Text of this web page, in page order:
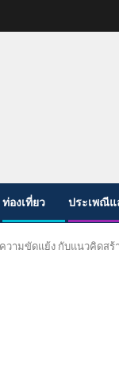
ท่องเที่ยว ประเพณี
วามขัดแย้ง กับแนวคิดส